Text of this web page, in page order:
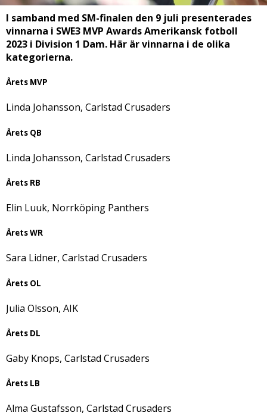
I samband med SM-finalen den 9 juli presenterades
vinnarna i SWE3 MVP Awards Amerikansk fotboll
2023 i Division 1 Dam. Här är vinnarna i de olika
kategorierna.
Årets MVP
Linda Johansson, Carlstad Crusaders
Årets QB
Linda Johansson, Carlstad Crusaders
Årets RB
Elin Luuk, Norrköping Panthers
Årets WR
Sara Lidner, Carlstad Crusaders
Årets OL
Julia Olsson, AIK
Årets DL
Gaby Knops, Carlstad Crusaders
Årets LB
Alma Gustafsson, Carlstad Crusaders